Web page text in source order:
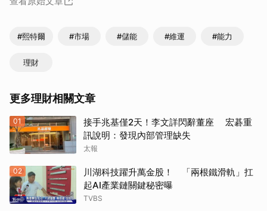
#熙特爾 #市場 #儲能 #維運 #能力
理財
更多理財相關文章
01
接手兆基僅2天！李文詳閃辭董座 宏碁重
訊說明：發現內部管理缺失
太報
02
川湖科技躍升萬金股！ 「兩根鐵滑軌」扛
起AI產業鏈關鍵秘密曝
TVBS